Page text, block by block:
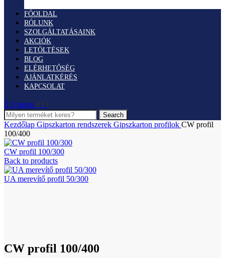
FŐOLDAL
RÓLUNK
SZOLGÁLTATÁSAINK
AKCIÓK
LETÖLTÉSEK
BLOG
ELÉRHETŐSÉG
AJÁNLATKÉRÉS
KAPCSOLAT
0 items 0 Ft
Search
Kezdőlap Gipszkarton rendszerek Gipszkarton profilok CW profil
100/400
CW profil 100/300
Back to products
UA merevítő profil 50/300
CW profil 100/400